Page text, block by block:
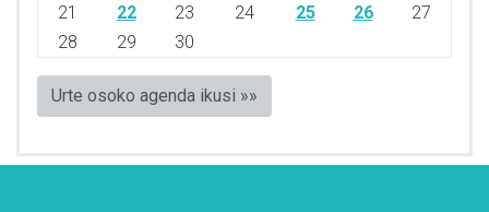
21
22 23 24 25 26
27
28
29 30
Urte osoko agenda ikusi »»